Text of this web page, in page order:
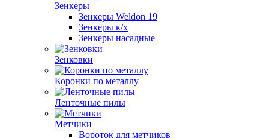
Зенкеры
Зенкеры Weldon 19
Зенкеры к/х
Зенкеры насадные
Зенковки
Коронки по металлу
Ленточные пилы
Метчики
Вороток для метчиков